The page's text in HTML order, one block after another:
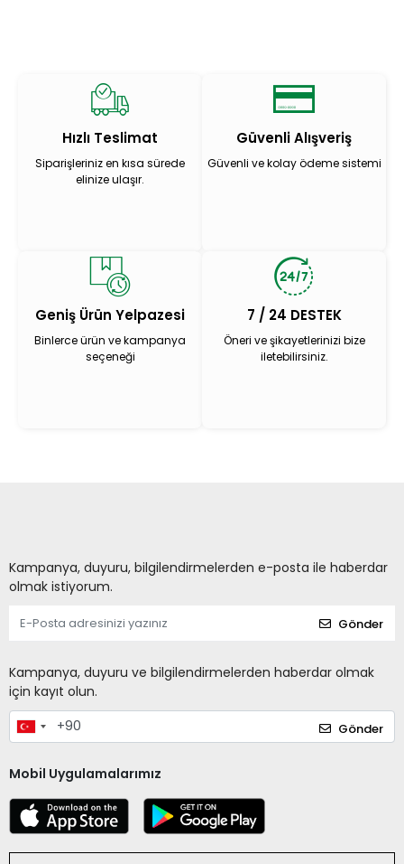
Hızlı Teslimat
Siparişleriniz en kısa sürede
elinize ulaşır.
Güvenli Alışveriş
Güvenli ve kolay ödeme sistemi
Geniş Ürün Yelpazesi
Binlerce ürün ve kampanya
seçeneği
7 / 24 DESTEK
Öneri ve şikayetlerinizi bize
iletebilirsiniz.
Kampanya, duyuru, bilgilendirmelerden e-posta ile haberdar
olmak istiyorum.
Gönder
Kampanya, duyuru ve bilgilendirmelerden haberdar olmak
için kayıt olun.
Gönder
Mobil Uygulamalarımız